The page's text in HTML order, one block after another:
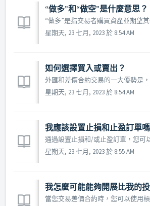
“做多”和“做空”是什麼意思？
星期天, 23 七月, 2023 於 8:54 AM
如何選擇買入或賣出？
星期天, 23 七月, 2023 於 8:54 AM
我應該設置止損和止盈訂單
星期天, 23 七月, 2023 於 8:55 AM
我怎麼可能能夠開展比我的